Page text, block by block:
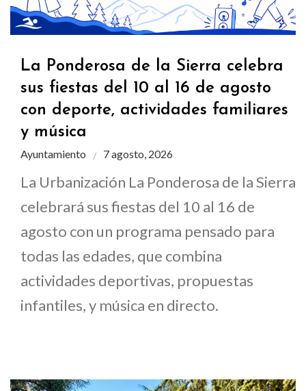
La Ponderosa de la Sierra celebra
sus fiestas del 10 al 16 de agosto
con deporte, actividades familiares
y música
Ayuntamiento 7 agosto, 2026
La Urbanización La Ponderosa de la Sierra
celebrará sus fiestas del 10 al 16 de
agosto con un programa pensado para
todas las edades, que combina
actividades deportivas, propuestas
infantiles, y música en directo.